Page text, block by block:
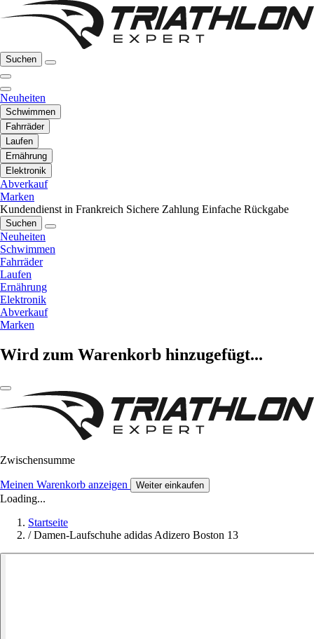
Suchen
Neuheiten
Schwimmen
Fahrräder
Laufen
Ernährung
Elektronik
Abverkauf
Marken
Kundendienst in Frankreich Sichere Zahlung Einfache Rückgabe
Suchen
Neuheiten
Schwimmen
Fahrräder
Laufen
Ernährung
Elektronik
Abverkauf
Marken
Wird zum Warenkorb hinzugefügt...
Zwischensumme
Meinen Warenkorb anzeigen Weiter einkaufen
Loading...
Startseite
/ Damen-Laufschuhe adidas Adizero Boston 13